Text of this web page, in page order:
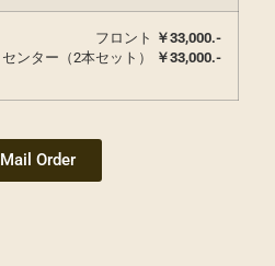
フロント ￥33,000.-
センター（2本セット）
￥33,000.-
Mail Order